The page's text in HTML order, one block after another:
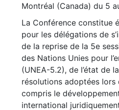
Montréal (Canada) du 5
La Conférence constitue
pour les délégations de
de la reprise de la 5e
des Nations Unies pour
(UNEA-5.2), de l’état de
résolutions adoptées lors
compris le
international